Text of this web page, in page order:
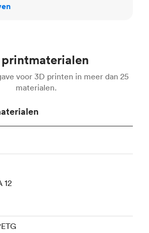
printmaterialen
voor 3D printen in meer dan 25
materialen.
12